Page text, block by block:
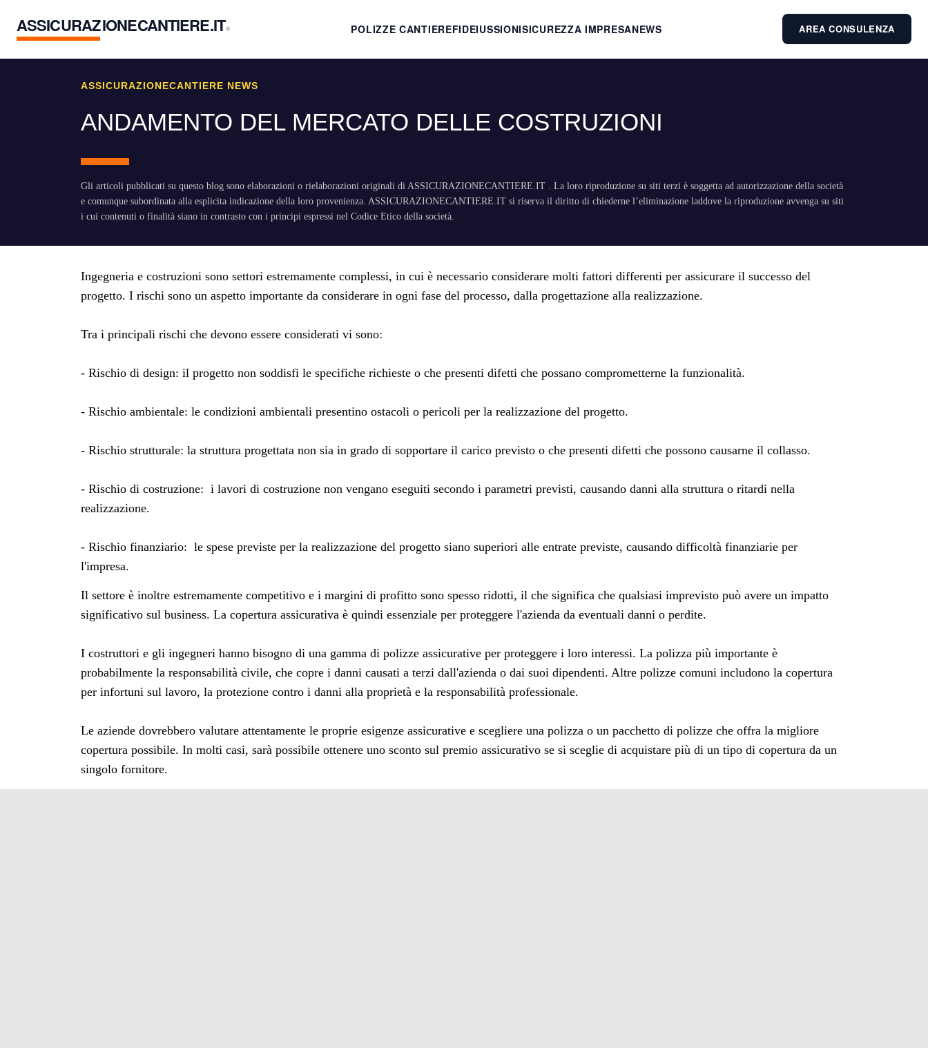
ASSICURAZIONECANTIERE.IT® POLIZZE CANTIEREFIDEIUSSIONISICUREZZA IMPRESANEWS AREA CONSULENZA
ASSICURAZIONECANTIERE NEWS
ANDAMENTO DEL MERCATO DELLE COSTRUZIONI
Gli articoli pubblicati su questo blog sono elaborazioni o rielaborazioni originali di ASSICURAZIONECANTIERE.IT . La loro riproduzione su siti terzi è soggetta ad autorizzazione della società
e comunque subordinata alla esplicita indicazione della loro provenienza. ASSICURAZIONECANTIERE.IT si riserva il diritto di chiederne l’eliminazione laddove la riproduzione avvenga su siti
i cui contenuti o finalità siano in contrasto con i principi espressi nel Codice Etico della società.
Ingegneria e costruzioni sono settori estremamente complessi, in cui è necessario considerare molti fattori differenti per assicurare il successo del
progetto. I rischi sono un aspetto importante da considerare in ogni fase del processo, dalla progettazione alla realizzazione.
Tra i principali rischi che devono essere considerati vi sono:
- Rischio di design: il progetto non soddisfi le specifiche richieste o che presenti difetti che possano comprometterne la funzionalità.
- Rischio ambientale: le condizioni ambientali presentino ostacoli o pericoli per la realizzazione del progetto.
- Rischio strutturale: la struttura progettata non sia in grado di sopportare il carico previsto o che presenti difetti che possono causarne il collasso.
- Rischio di costruzione: i lavori di costruzione non vengano eseguiti secondo i parametri previsti, causando danni alla struttura o ritardi nella
realizzazione.
- Rischio finanziario: le spese previste per la realizzazione del progetto siano superiori alle entrate previste, causando difficoltà finanziarie per
l'impresa.
Il settore è inoltre estremamente competitivo e i margini di profitto sono spesso ridotti, il che significa che qualsiasi imprevisto può avere un impatto
significativo sul business. La copertura assicurativa è quindi essenziale per proteggere l'azienda da eventuali danni o perdite.
I costruttori e gli ingegneri hanno bisogno di una gamma di polizze assicurative per proteggere i loro interessi. La polizza più importante è
probabilmente la responsabilità civile, che copre i danni causati a terzi dall'azienda o dai suoi dipendenti. Altre polizze comuni includono la copertura
per infortuni sul lavoro, la protezione contro i danni alla proprietà e la responsabilità professionale.
Le aziende dovrebbero valutare attentamente le proprie esigenze assicurative e scegliere una polizza o un pacchetto di polizze che offra la migliore
copertura possibile. In molti casi, sarà possibile ottenere uno sconto sul premio assicurativo se si sceglie di acquistare più di un tipo di copertura da un
singolo fornitore.